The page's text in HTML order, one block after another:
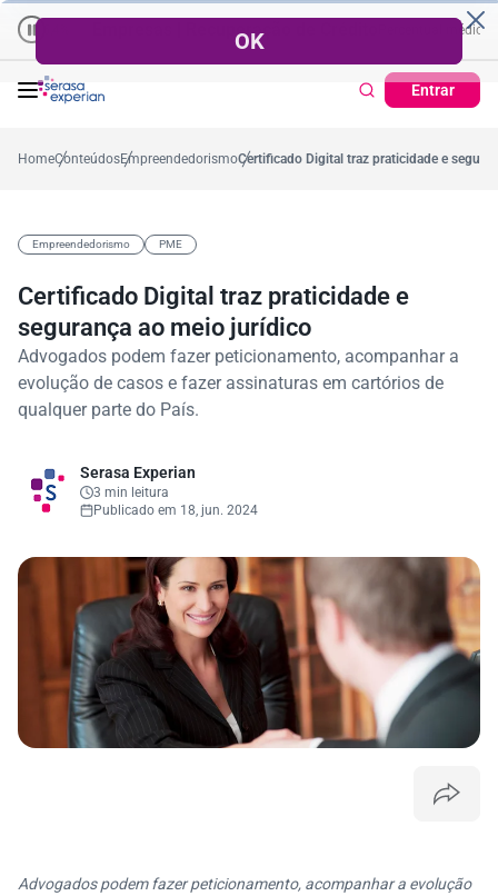
-5,4% Empresas | Recuperação de Crédito Percentual médio no ano
Entrar
no ano Cartão de Crédito |
HomeConteúdosEmpreendedorismoCertificado Digital traz praticidade e
Empreendedorismo PME
Certificado Digital traz praticidade e
segurança ao meio jurídico
Advogados podem fazer peticionamento, acompanhar a
evolução de casos e fazer assinaturas em cartórios de
qualquer parte do País.
Serasa Experian
3 min leitura
Publicado em 18, jun. 2024
Advogados podem fazer peticionamento, acompanhar a evolução